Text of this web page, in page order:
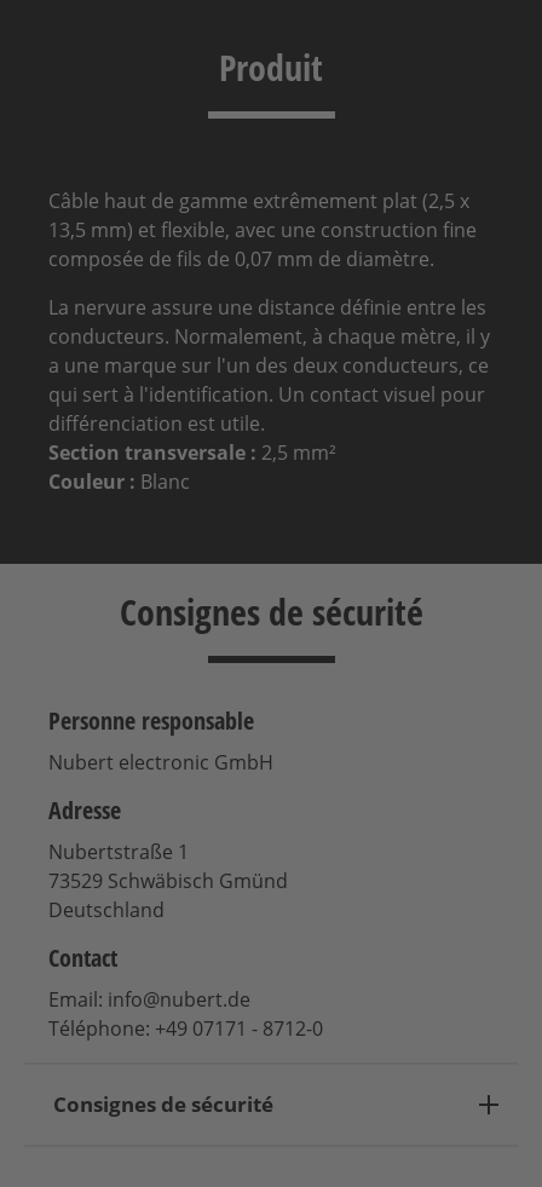
Produit
Câble haut de gamme extrêmement plat (2,5 x
13,5 mm) et flexible, avec une construction fine
composée de fils de 0,07 mm de diamètre.
La nervure assure une distance définie entre les
conducteurs. Normalement, à chaque mètre, il y
a une marque sur l'un des deux conducteurs, ce
qui sert à l'identification. Un contact visuel pour
différenciation est utile.
Section transversale : 2,5 mm²
Couleur : Blanc
Consignes de sécurité
Personne responsable
Nubert electronic GmbH
Adresse
Nubertstraße 1
73529 Schwäbisch Gmünd
Deutschland
Contact
Email: info@nubert.de
Téléphone: +49 07171 - 8712-0
Consignes de sécurité